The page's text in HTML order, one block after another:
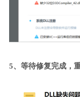
5、等待修复完成，